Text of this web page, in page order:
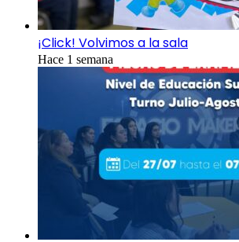
¡Click! Volvimos a la sala
Hace 1 semana